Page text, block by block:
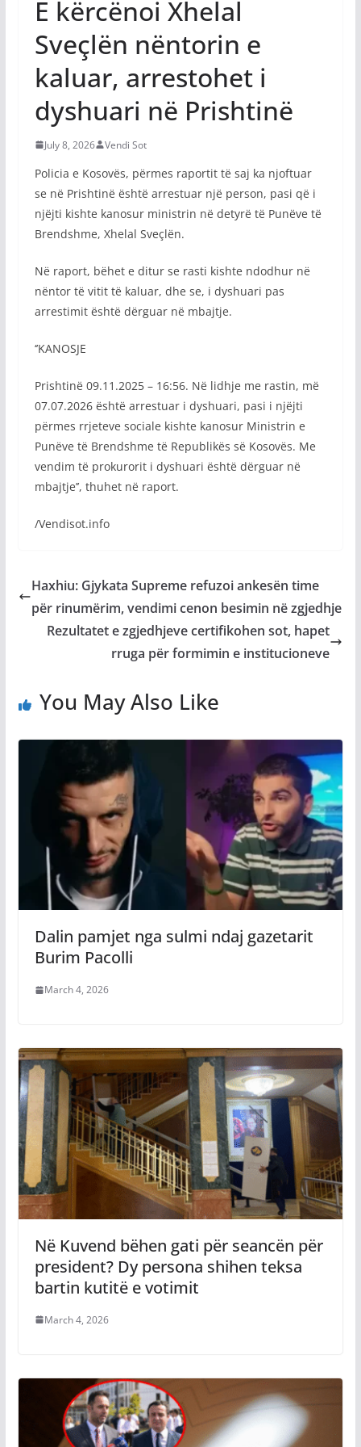
E kërcënoi Xhelal
Sveçlën nëntorin e
kaluar, arrestohet i
dyshuari në Prishtinë
July 8, 2026 Vendi Sot
Policia e Kosovës, përmes raportit të saj ka njoftuar
se në Prishtinë është arrestuar një person, pasi që i
njëjti kishte kanosur ministrin në detyrë të Punëve të
Brendshme, Xhelal Sveçlën.
Në raport, bëhet e ditur se rasti kishte ndodhur në
nëntor të vitit të kaluar, dhe se, i dyshuari pas
arrestimit është dërguar në mbajtje.
‘’KANOSJE
Prishtinë 09.11.2025 – 16:56. Në lidhje me rastin, më
07.07.2026 është arrestuar i dyshuari, pasi i njëjti
përmes rrjeteve sociale kishte kanosur Ministrin e
Punëve të Brendshme të Republikës së Kosovës. Me
vendim të prokurorit i dyshuari është dërguar në
mbajtje’’, thuhet në raport.
/Vendisot.info
Haxhiu: Gjykata Supreme refuzoi ankesën time
për rinumërim, vendimi cenon besimin në zgjedhje
Rezultatet e zgjedhjeve certifikohen sot, hapet
rruga për formimin e institucioneve
You May Also Like
Dalin pamjet nga sulmi ndaj gazetarit
Burim Pacolli
March 4, 2026
Në Kuvend bëhen gati për seancën për
president? Dy persona shihen teksa
bartin kutitë e votimit
March 4, 2026